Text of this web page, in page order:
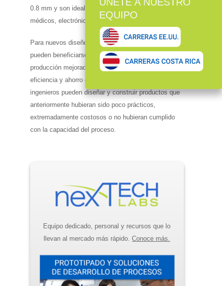
0.8 mm y son ideales para implantables, dispositivos
médicos, electrónica y micromecánica.
Para nuevos diseños o productos existentes que
pueden beneficiarse de las operaciones de
producción mejoradas, Accu-LaserSwiss brinda
eficiencia y ahorro de costos al torneado suizo. Los
ingenieros pueden diseñar y construir productos que
anteriormente hubieran sido poco prácticos,
extremadamente costosos o no hubieran cumplido
con la capacidad del proceso.
Equipo dedicado, personal y recursos que lo
llevan al mercado más rápido.Conoce más.